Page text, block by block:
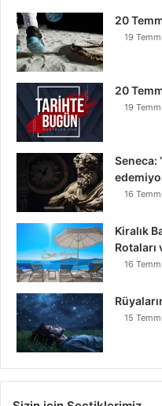
20
19
20
19
Seneca:
16
Kiralık
Rotaları
16
15